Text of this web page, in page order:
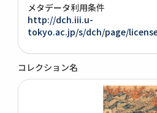
メタデータ利用条件
http://dch.iii.u-
tokyo.ac.jp/s/dch/page/
コレクション名